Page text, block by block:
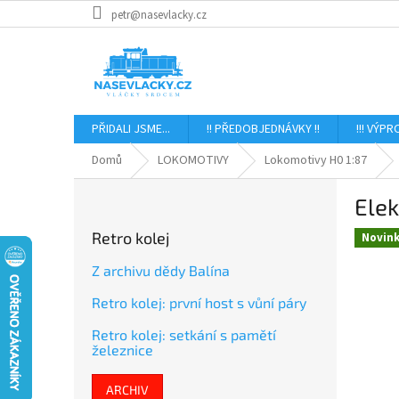
na
petr@nasevlacky.cz
PŘIDALI JSME... !! PŘEDOBJEDNÁVKY !! !!!
Domů
LOKOMOTIVY Lokomotivy H0 1:87
Retro kolej
Z archivu dědy Balína
Retro kolej: první host s vůní páry
Retro kolej: setkání s pamětí
železnice
ARCHIV